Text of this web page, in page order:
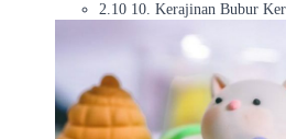
2.10 10. Kerajinan Bubur